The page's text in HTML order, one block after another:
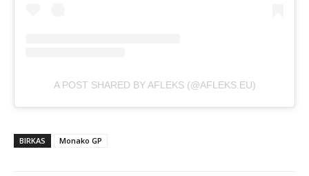
A POST SHARED BY AFLEKS (@AFLEKS.EU)
BIRKAS Monako GP